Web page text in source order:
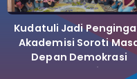
Kudatuli Jadi
Akademisi Soroti
Depan Demokrasi
Indonesia